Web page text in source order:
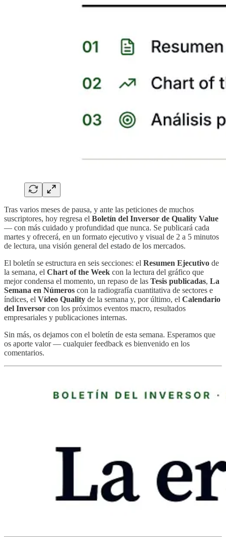
Tras varios meses de pausa, y ante las peticiones de muchos
suscriptores, hoy regresa el Boletín del Inversor de Quality Value
— con más cuidado y profundidad que nunca. Se publicará cada
martes y ofrecerá, en un formato ejecutivo y visual de 2 a 5 minutos
de lectura, una visión general del estado de los mercados.
El boletín se estructura en seis secciones: el Resumen Ejecutivo de
la semana, el Chart of the Week con la lectura del gráfico que
mejor condensa el momento, un repaso de las Tesis publicadas, La
Semana en Números con la radiografía cuantitativa de sectores e
índices, el Vídeo Quality de la semana y, por último, el Calendario
del Inversor con los próximos eventos macro, resultados
empresariales y publicaciones internas.
Sin más, os dejamos con el boletín de esta semana. Esperamos que
os aporte valor — cualquier feedback es bienvenido en los
comentarios.